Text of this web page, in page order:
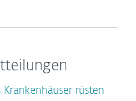
Krankenhäuser rüsten